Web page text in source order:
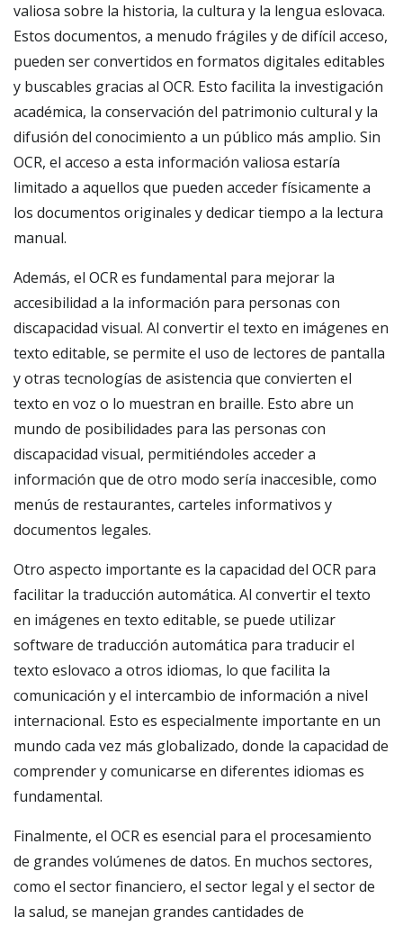
valiosa sobre la historia, la cultura y la lengua eslovaca.
Estos documentos, a menudo frágiles y de difícil acceso,
pueden ser convertidos en formatos digitales editables
y buscables gracias al OCR. Esto facilita la investigación
académica, la conservación del patrimonio cultural y la
difusión del conocimiento a un público más amplio. Sin
OCR, el acceso a esta información valiosa estaría
limitado a aquellos que pueden acceder físicamente a
los documentos originales y dedicar tiempo a la lectura
manual.
Además, el OCR es fundamental para mejorar la
accesibilidad a la información para personas con
discapacidad visual. Al convertir el texto en imágenes en
texto editable, se permite el uso de lectores de pantalla
y otras tecnologías de asistencia que convierten el
texto en voz o lo muestran en braille. Esto abre un
mundo de posibilidades para las personas con
discapacidad visual, permitiéndoles acceder a
información que de otro modo sería inaccesible, como
menús de restaurantes, carteles informativos y
documentos legales.
Otro aspecto importante es la capacidad del OCR para
facilitar la traducción automática. Al convertir el texto
en imágenes en texto editable, se puede utilizar
software de traducción automática para traducir el
texto eslovaco a otros idiomas, lo que facilita la
comunicación y el intercambio de información a nivel
internacional. Esto es especialmente importante en un
mundo cada vez más globalizado, donde la capacidad de
comprender y comunicarse en diferentes idiomas es
fundamental.
Finalmente, el OCR es esencial para el procesamiento
de grandes volúmenes de datos. En muchos sectores,
como el sector financiero, el sector legal y el sector de
la salud, se manejan grandes cantidades de